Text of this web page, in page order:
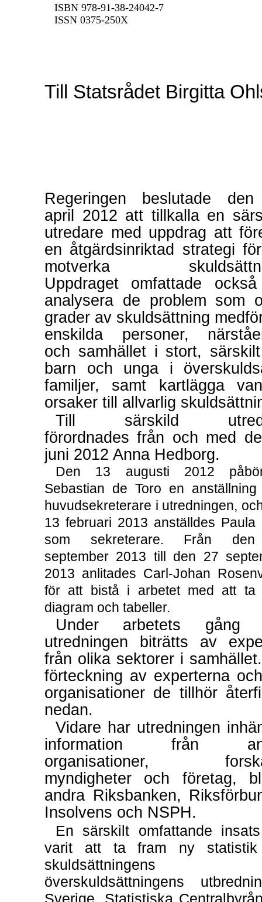
ISBN 978-91-38-24042-7
ISSN 0375-250X
Till Statsrådet Birgitta
Regeringen beslutade
april 2012 att tillkalla en
utredare med uppdrag att
en åtgärdsinriktad strategi
motverka
Uppdraget omfattade
analysera de problem som
grader av skuldsättning
enskilda personer,
och samhället i stort,
barn och unga i
familjer, samt kartlägga
orsaker till allvarlig
Till särskild
förordnades från och med
juni 2012 Anna Hedborg.
Den 13 augusti 2012
Sebastian de Toro en anställning
huvudsekreterare i utredningen,
13 februari 2013 anställdes Paula
som sekreterare. Från
september 2013 till den 27
2013 anlitades Carl-Johan
för att bistå i arbetet med att ta
diagram och tabeller.
Under arbetets gång
utredningen biträtts av
från olika sektorer i
förteckning av experterna
organisationer de tillhör
nedan.
Vidare har utredningen
information från
organisationer,
myndigheter och företag,
andra Riksbanken,
Insolvens och NSPH.
En särskilt omfattande
varit att ta fram ny
skuldsättningens
överskuldsättningens
Sverige. Statistiska